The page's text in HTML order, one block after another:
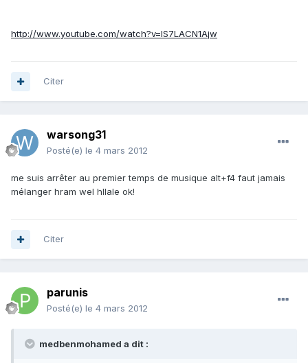
http://www.youtube.com/watch?v=IS7LACN1Ajw
Citer
warsong31
Posté(e) le 4 mars 2012
me suis arrêter au premier temps de musique alt+f4 faut jamais
mélanger hram wel hllale ok!
Citer
parunis
Posté(e) le 4 mars 2012
medbenmohamed a dit :